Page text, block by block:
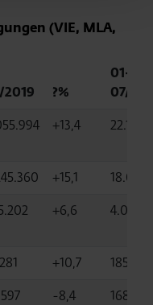
(VIE, MLA,
2019 ?%
01-
07/
+13,4
+15,1
+6,6
+10,7
185.755
-8,4